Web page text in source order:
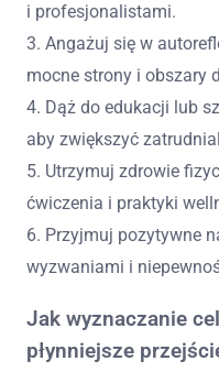
i profesjonalistami.
3. Angażuj się w
mocne strony i obszary
4. Dąż do edukacji lub
aby zwiększyć
5. Utrzymuj zdrowie
ćwiczenia i praktyki
6. Przyjmuj pozytywne
wyzwaniami i
Jak wyznaczanie
płynniejsze